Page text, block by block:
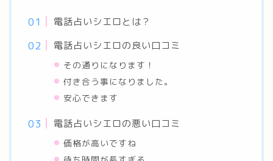
電話占いシエロとは？
電話占いシエロの良い口コミ
その通りになります！
付き合う事になりました。
安心できます
電話占いシエロの悪い口コミ
価格が高いですね